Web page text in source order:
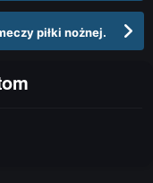
piłki nożnej.